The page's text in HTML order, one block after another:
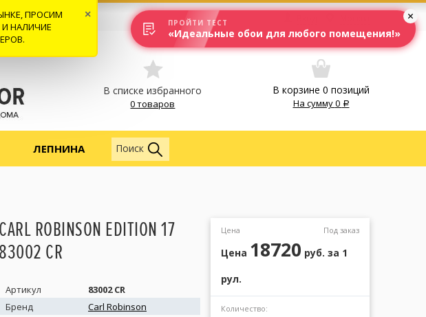
В списке избранного
0 товаров
В корзине 0 позиций
На сумму0
ЛЕПНИНА Обои
Поиск
CARL ROBINSON EDITION 17
83002 CR
Артикул
83002 CR
Бренд
Carl Robinson
Цена Под заказ
Цена 18720 руб. за 1
рул.
Количество:
ПРОСИМ
НАЛИЧИЕ
×
ПРОЙТИ ТЕСТ
«Идеальные обои для любого помещения!»